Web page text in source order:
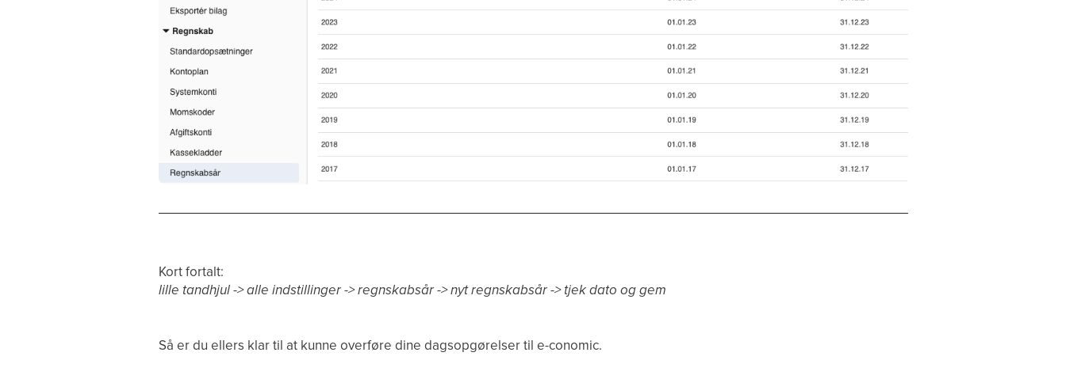
Kort fortalt:
lille tandhjul -> alle indstillinger -> regnskabsår -> nyt regnskabsår -> tjek dato og gem
Så er du ellers klar til at kunne overføre dine dagsopgørelser til e-conomic.